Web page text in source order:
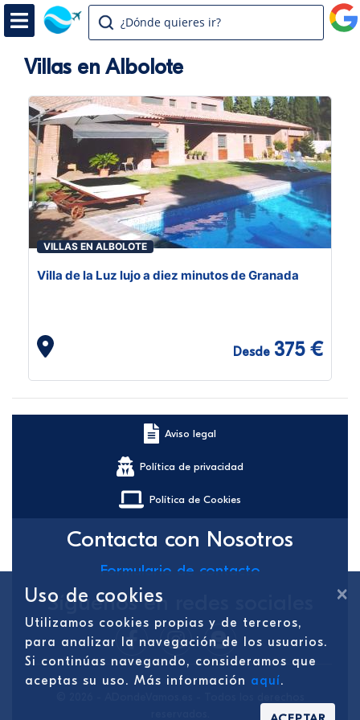
¿Dónde quieres ir?
Villas en Albolote
VILLAS EN ALBOLOTE
Villa de la Luz lujo a diez minutos de Granada
Desde 375 €
Aviso legal
Política de privacidad
Política de Cookies
Contacta con Nosotros
Formulario de contacto
Síguenos en redes sociales ×
Uso de cookies
Utilizamos cookies propias y de terceros,
para analizar la navegación de los usuarios.
Si continúas navegando, consideramos que
aceptas su uso. Más información aquí.